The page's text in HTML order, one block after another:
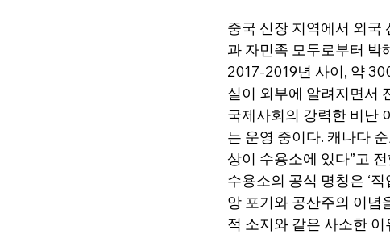
중국 신장 지역에서 외국
과 자민족 모두로부터 박
2017-2019년 사이, 약
실이 외부에 알려지면서
국제사회의 강력한 비난
는 운영 중이다. 캐나다
상이 수용소에 있다”고
수용소의 공식 명칭은 ‘
앙 포기와 공산주의 이념
적 소지와 같은 사소한